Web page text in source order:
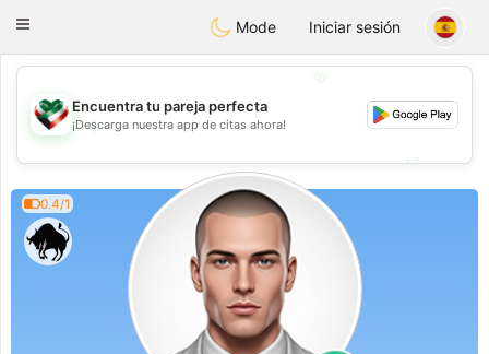
KuwaitChat
Toggle
Mode Iniciar sesión
💖
💕
💕
Encuentra tu pareja perfecta
¡Descarga nuestra app de citas ahora!
0.4/1